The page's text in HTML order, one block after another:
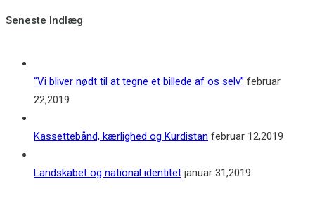
Seneste Indlæg
“Vi bliver nødt til at tegne et billede af os selv” februar
22,2019
Kassettebånd, kærlighed og Kurdistan februar 12,2019
Landskabet og national identitet januar 31,2019